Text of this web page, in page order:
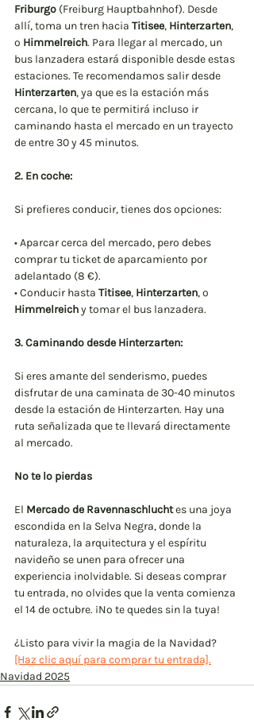
Friburgo (Freiburg Hauptbahnhof). Desde
allí, toma un tren hacia Titisee, Hinterzarten,
o Himmelreich. Para llegar al mercado, un
bus lanzadera estará disponible desde estas
estaciones. Te recomendamos salir desde
Hinterzarten, ya que es la estación más
cercana, lo que te permitirá incluso ir
caminando hasta el mercado en un trayecto
de entre 30 y 45 minutos.
2. En coche:
Si prefieres conducir, tienes dos opciones:
• Aparcar cerca del mercado, pero debes
comprar tu ticket de aparcamiento por
adelantado (8 €).
• Conducir hasta Titisee, Hinterzarten, o
Himmelreich y tomar el bus lanzadera.
3. Caminando desde Hinterzarten:
Si eres amante del senderismo, puedes
disfrutar de una caminata de 30-40 minutos
desde la estación de Hinterzarten. Hay una
ruta señalizada que te llevará directamente
al mercado.
No te lo pierdas
El Mercado de Ravennaschlucht es una joya
escondida en la Selva Negra, donde la
naturaleza, la arquitectura y el espíritu
navideño se unen para ofrecer una
experiencia inolvidable. Si deseas comprar
tu entrada, no olvides que la venta comienza
el 14 de octubre. ¡No te quedes sin la tuya!
¿Listo para vivir la magia de la Navidad?
[Haz clic aquí para comprar tu entrada].
Navidad 2025